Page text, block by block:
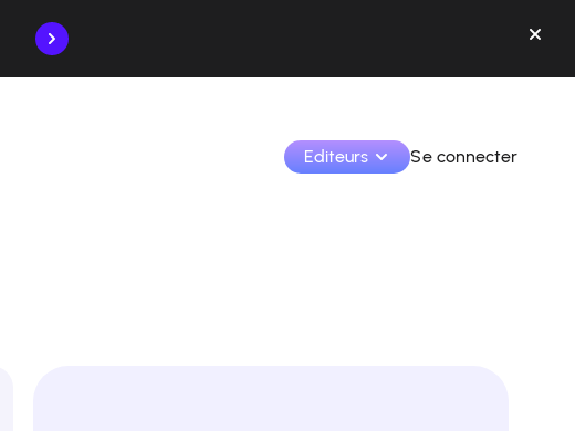
Editeurs Se connecter